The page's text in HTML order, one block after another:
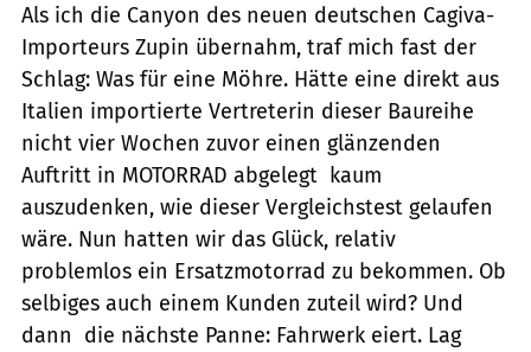
Als ich die Canyon des neuen deutschen Cagiva-
Importeurs Zupin übernahm, traf mich fast der
Schlag: Was für eine Möhre. Hätte eine direkt aus
Italien importierte Vertreterin dieser Baureihe
nicht vier Wochen zuvor einen glänzenden
Auftritt in MOTORRAD abgelegt  kaum
auszudenken, wie dieser Vergleichstest gelaufen
wäre. Nun hatten wir das Glück, relativ
problemlos ein Ersatzmotorrad zu bekommen. Ob
selbiges auch einem Kunden zuteil wird? Und
dann  die nächste Panne: Fahrwerk eiert. Lag